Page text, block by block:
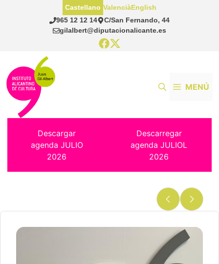
965 12 12 14
C/San Fernando, 44
gilalbert@diputacionalicante.es
Castellano ValenciàEnglish
MENÚ
Descargar
agenda JULIO
2026
Descarregar
agenda JULIOL
2026